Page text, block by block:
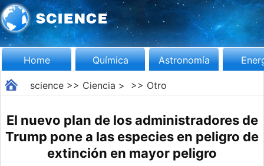
Home Química Astronomía
science>> Ciencia > >> Otro
El nuevo plan de los administradores de
Trump pone a las especies en peligro de
extinción en mayor peligro